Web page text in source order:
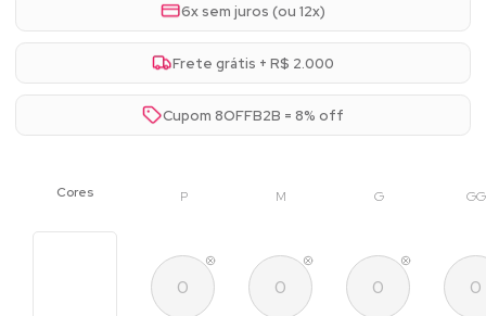
6x sem juros (ou 12x)
Frete grátis + R$ 2.000
Cupom 8OFFB2B = 8% off
P M G GG